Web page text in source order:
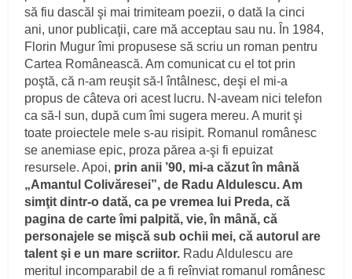
să fiu dascăl şi mai trimiteam poezii, o dată la cinci
ani, unor publicaţii, care mă acceptau sau nu. În 1984,
Florin Mugur îmi propusese să scriu un roman pentru
Cartea Românească. Am comunicat cu el tot prin
poştă, că n-am reuşit să-l întâlnesc, deşi el mi-a
propus de câteva ori acest lucru. N-aveam nici telefon
ca să-l sun, după cum îmi sugera mereu. A murit şi
toate proiectele mele s-au risipit. Romanul românesc
se anemiase epic, proza părea a-şi fi epuizat
resursele. Apoi, prin anii ’90, mi-a căzut în mână
„Amantul Colivăresei”, de Radu Aldulescu. Am
simţit dintr-o dată, ca pe vremea lui Preda, că
pagina de carte îmi palpită, vie, în mână, că
personajele se mişcă sub ochii mei, că autorul are
talent şi e un mare scriitor. Radu Aldulescu are
meritul incomparabil de a fi reînviat romanul românesc